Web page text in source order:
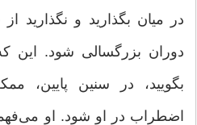
در میان بگذارید و نگذارید
دوران بزرگسالی شود. این
بگویید، در سنین
اضطراب در او شود. او